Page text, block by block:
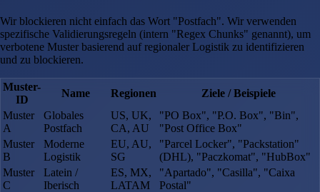
Wir blockieren nicht einfach das Wort "Postfach". Wir verwenden
spezifische Validierungsregeln (intern "Regex Chunks" genannt), um
verbotene Muster basierend auf regionaler Logistik zu identifizieren
und zu blockieren.
Muster-
ID
Name Regionen
Ziele / Beispiele
Muster
A
Globales
Postfach
US, UK,
CA, AU
"PO Box", "P.O. Box", "Bin",
"Post Office Box"
Muster
B
Moderne
Logistik
EU, AU,
SG
"Parcel Locker", "Packstation"
(DHL), "Paczkomat", "HubBox"
Muster
C
Latein /
Iberisch
ES, MX,
LATAM
"Apartado", "Casilla", "Caixa
Postal"